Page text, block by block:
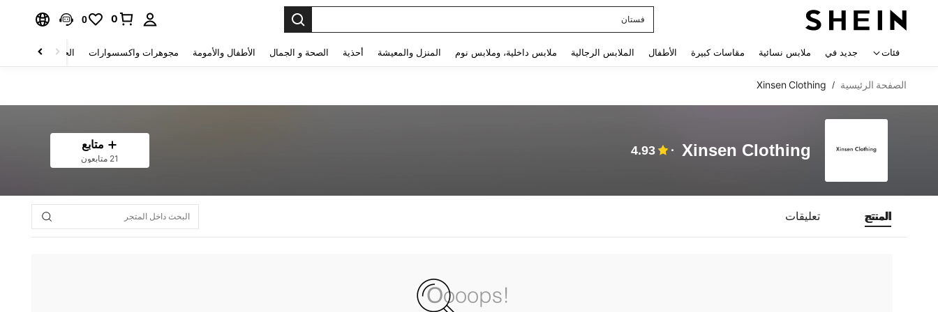
فستان
0
0
فئات جديد في ملابس نسائية مقاسات كبيرة الأطفال الملابس الرجالية ملابس داخلية، وملابس نوم المنزل والمعيشة أحذية الصحة و الجمال الأطفال والأمومة مجوهرات واكسسوارات الحقائب والأمتعة
الصفحة الرئيسية /
Xinsen Clothing
Xinsen Clothing
4.93 متابع
21 متابعون
المنتج تعليقات